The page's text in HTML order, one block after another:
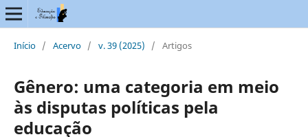
Início / Acervo / v. 39 (2025) / Artigos
Gênero: uma categoria em meio
às disputas políticas pela
educação